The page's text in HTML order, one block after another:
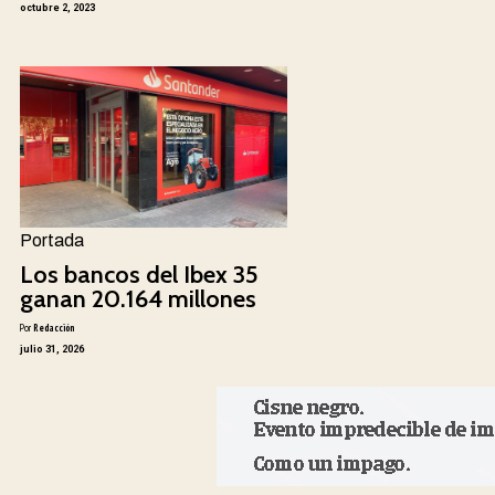
octubre 2, 2023
Portada
Los bancos del Ibex 35
ganan 20.164 millones
PorRedacción
julio 31, 2026